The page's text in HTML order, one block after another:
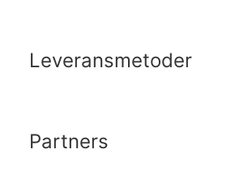
Leveransmetoder
Partners